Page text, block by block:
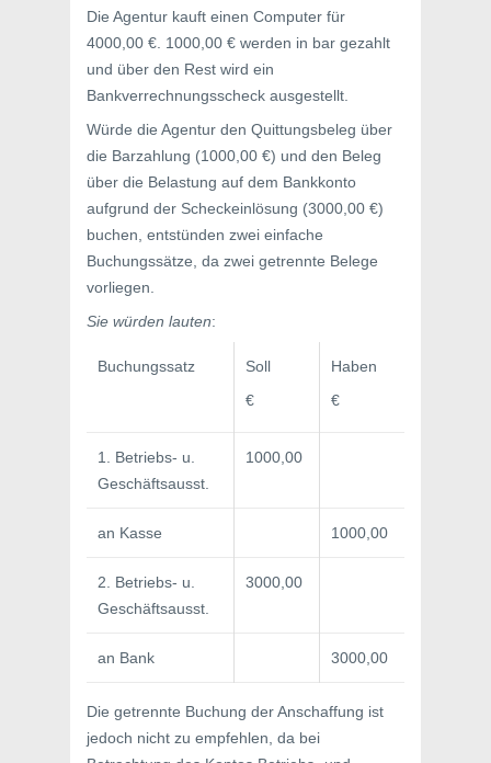
Die Agentur kauft einen Computer für
4000,00 €. 1000,00 € werden in bar gezahlt
und über den Rest wird ein
Bankverrechnungsscheck ausgestellt.
Würde die Agentur den Quittungsbeleg über
die Barzahlung (1000,00 €) und den Beleg
über die Belastung auf dem Bankkonto
aufgrund der Scheckeinlösung (3000,00 €)
buchen, entstünden zwei einfache
Buchungssätze, da zwei getrennte Belege
vorliegen.
Sie würden lauten:
Buchungssatz
Soll
€
Haben
€
1. Betriebs- u.
Geschäftsausst.
1000,00
an Kasse 1000,00
2. Betriebs- u.
Geschäftsausst.
3000,00
an Bank 3000,00
Die getrennte Buchung der Anschaffung ist
jedoch nicht zu empfehlen, da bei